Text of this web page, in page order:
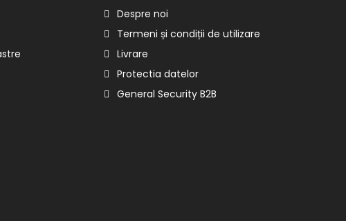
Despre noi
Termeni și condiții de utilizare
Livrare
Protectia datelor
General Security B2B